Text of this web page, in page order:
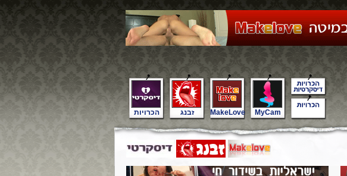
הכרויות זבנג MakeLove MyCam